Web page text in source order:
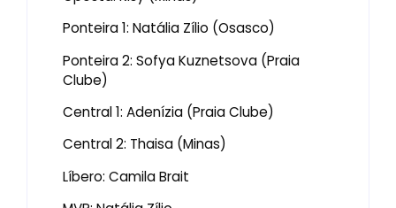
Ponteira 1: Natália Zílio (Osasco)
Ponteira 2: Sofya Kuznetsova (Praia
Clube)
Central 1: Adenízia (Praia Clube)
Central 2: Thaisa (Minas)
Líbero: Camila Brait